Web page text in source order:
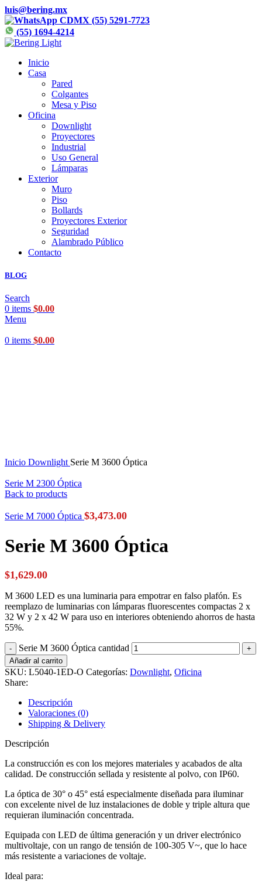
luis@bering.mx
CDMX (55) 5291-7723
(55) 1694-4214
Inicio
Casa
Pared
Colgantes
Mesa y Piso
Oficina
Downlight
Proyectores
Industrial
Uso General
Lámparas
Exterior
Muro
Piso
Bollards
Proyectores Exterior
Seguridad
Alambrado Público
Contacto
BLOG
Search
0 items $0.00
Menu
0 items $0.00
Inicio Downlight Serie M 3600 Óptica
Serie M 2300 Óptica
Back to products
Serie M 7000 Óptica $3,473.00
Serie M 3600 Óptica
$1,629.00
M 3600 LED es una luminaria para empotrar en falso plafón. Es
reemplazo de luminarias con lámparas fluorescentes compactas 2 x
32 W y 2 x 42 W para uso en interiores obteniendo ahorros de hasta
55%.
Serie M 3600 Óptica cantidad
Añadir al carrito
SKU: L5040-1ED-O Categorías: Downlight, Oficina
Share:
Descripción
Valoraciones (0)
Shipping & Delivery
Descripción
La construcción es con los mejores materiales y acabados de alta
calidad. De construcción sellada y resistente al polvo, con IP60.
La óptica de 30° o 45° está especialmente diseñada para iluminar
con excelente nivel de luz instalaciones de doble y triple altura que
requieran iluminación concentrada.
Equipada con LED de última generación y un driver electrónico
multivoltaje, con un rango de tensión de 100-305 V~, que lo hace
más resistente a variaciones de voltaje.
Ideal para: